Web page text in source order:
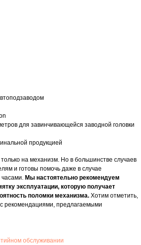
для завинчивающейся заводной головки
продукцией
на механизм. Но в большинстве случаев
и готовы помочь даже в случае
Мы настоятельно рекомендуем
эксплуатации, которую получает
поломки механизма. Хотим отметить,
рекомендациями, предлагаемыми
обслуживании